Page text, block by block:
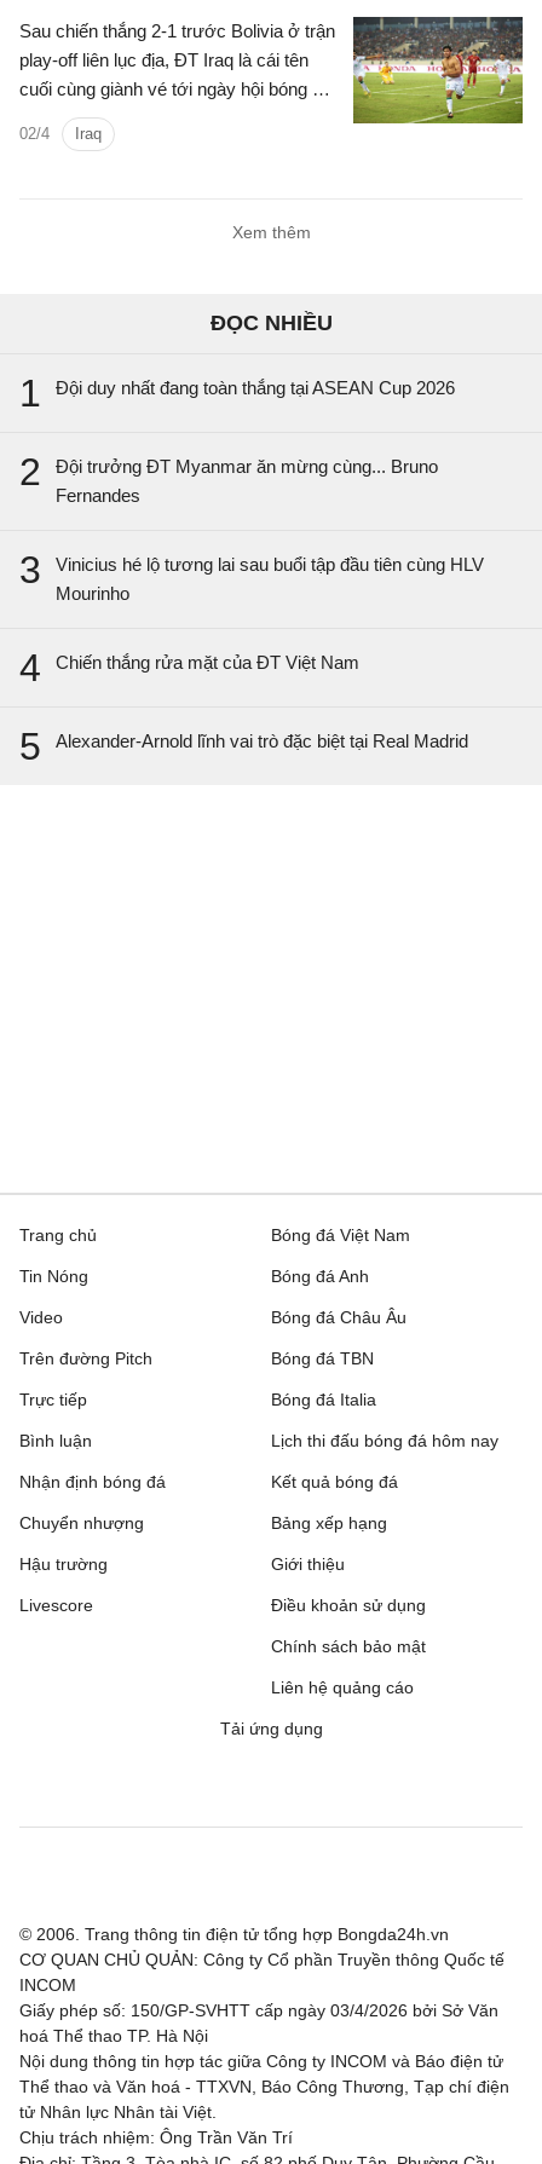
Sau chiến thắng 2-1 trước Bolivia ở trận
play-off liên lục địa, ĐT Iraq là cái tên
cuối cùng giành vé tới ngày hội bóng đá
lớn nhất hành tinh. Đây là cái kết trọn
vẹn cho hành trình đầy gian nan của đại
02/4 Iraq
Xem thêm
ĐỌC NHIỀU
1 Đội duy nhất đang toàn thắng tại ASEAN Cup 2026
2
Đội trưởng ĐT Myanmar ăn mừng cùng... Bruno
Fernandes
3
Vinicius hé lộ tương lai sau buổi tập đầu tiên cùng HLV
Mourinho
4 Chiến thắng rửa mặt của ĐT Việt Nam
5 Alexander-Arnold lĩnh vai trò đặc biệt tại Real Madrid
Trang chủ
Tin Nóng
Video
Trên đường Pitch
Trực tiếp
Bóng đá Việt Nam
Bóng đá Anh
Bóng đá Châu Âu
Bóng đá TBN
Bóng đá Italia
Bình luận
Nhận định bóng đá
Chuyển nhượng
Hậu trường
Livescore
Lịch thi đấu bóng đá hôm nay
Kết quả bóng đá
Bảng xếp hạng
Giới thiệu
Điều khoản sử dụng
Chính sách bảo mật
Liên hệ quảng cáo
Tải ứng dụng
© 2006. Trang thông tin điện tử tổng hợp Bongda24h.vn
CƠ QUAN CHỦ QUẢN: Công ty Cổ phần Truyền thông Quốc tế
INCOM
Giấy phép số: 150/GP-SVHTT cấp ngày 03/4/2026 bởi Sở Văn
hoá Thể thao TP. Hà Nội
Nội dung thông tin hợp tác giữa Công ty INCOM và Báo điện tử
Thể thao và Văn hoá - TTXVN, Báo Công Thương, Tạp chí điện
tử Nhân lực Nhân tài Việt.
Chịu trách nhiệm: Ông Trần Văn Trí